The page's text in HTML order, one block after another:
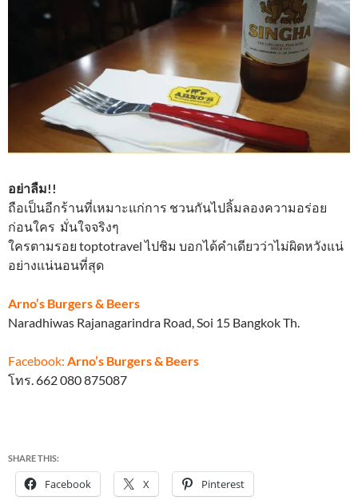
อย่าลืม!!
ถือเป็นอีกร้านที่เหมาะแก่การ ชวนกันไปลิ้มลองความอร่อย
ก่อนใคร มั่นใจจริงๆ
ใครตามรอย toptotravel ไปชิม บอกได้คำเดียวว่าไม่ผิดหวังแน่
อย่างแน่นอนที่สุด
Arno’s Burgers & Beers
Naradhiwas Rajanagarindra Road, Soi 15 Bangkok Th.
Facebook: Arno’s Burgers & Beers
โทร. 662 080 875087
SHARE THIS:
Facebook X Pinterest